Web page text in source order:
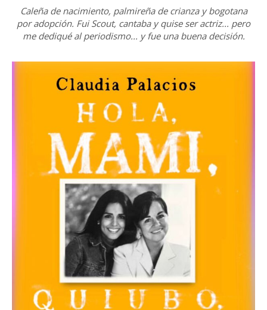
Caleña de nacimiento, palmireña de crianza y bogotana
por adopción. Fui Scout, cantaba y quise ser actriz... pero
me dediqué al periodismo... y fue una buena decisión.